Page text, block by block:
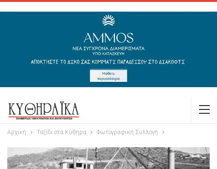
Αρχική Ταξίδι στα Κύθηρα Φωτογραφική Συλλογή